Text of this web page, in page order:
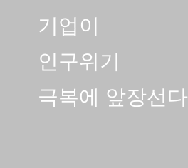
기업이
인구위기
극복에 앞장선다